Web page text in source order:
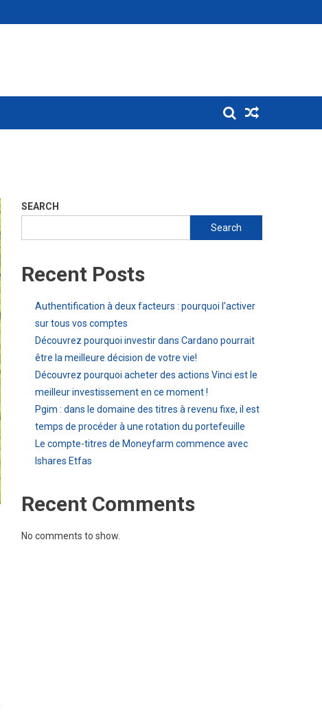
SEARCH
Search
Recent Posts
Authentification à deux facteurs : pourquoi l’activer
sur tous vos comptes
Découvrez pourquoi investir dans Cardano pourrait
être la meilleure décision de votre vie!
Découvrez pourquoi acheter des actions Vinci est le
meilleur investissement en ce moment !
Pgim : dans le domaine des titres à revenu fixe, il est
temps de procéder à une rotation du portefeuille
Le compte-titres de Moneyfarm commence avec
Ishares Etfas
Recent Comments
No comments to show.